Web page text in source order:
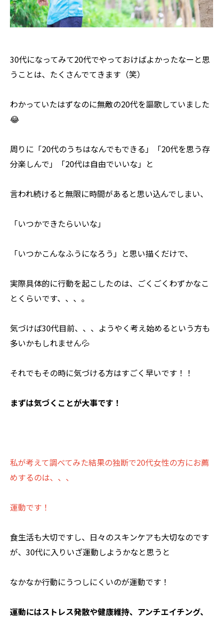
30代になってみて20代でやっておけばよかったなーと思
うことは、たくさんでてきます（笑）
わかっていたはずなのに無敵の20代を謳歌していました
😂
周りに「20代のうちはなんでもできる」「20代を思う存
分楽しんで」「20代は自由でいいな」と
言われ続けると無限に時間があると思い込んでしまい、
「いつかできたらいいな」
「いつかこんなふうになろう」と思い描くだけで、
実際具体的に行動を起こしたのは、ごくごくわずかなこ
とくらいです、、、。
気づけば30代目前、、、ようやく考え始めるという方も
多いかもしれません💦
それでもその時に気づける方はすごく早いです！！
まずは気づくことが大事です！
私が考えて調べてみた結果の独断で20代女性の方にお薦
めするのは、、、
運動です！
食生活も大切ですし、日々のスキンケアも大切なのです
が、30代に入りいざ運動しようかなと思うと
なかなか行動にうつしにくいのが運動です！
運動にはストレス発散や健康維持、アンチエイチング、